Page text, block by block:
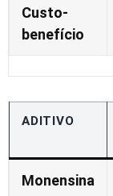
Custo-
benefício
ADITIVO
Monensina